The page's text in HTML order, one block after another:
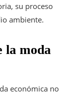
su proceso
ambiente.
la moda
económica no